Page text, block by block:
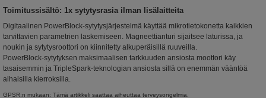
Toimitussisältö: 1x sytytysrasia ilman lisälaitteita
Digitaalinen PowerBlock-sytytysjärjestelmä käyttää mikrotietokonetta kaikkien
tarvittavien parametrien laskemiseen. Magneettianturi sijaitsee laturissa, ja
noukin ja sytytysroottori on kiinnitetty alkuperäisillä ruuveilla.
PowerBlock-sytytyksen maksimaalisen tarkkuuden ansiosta moottori käy
tasaisemmin ja TripleSpark-teknologian ansiosta sillä on enemmän vääntöä
alhaisilla kierroksilla.
GPSR:n mukaan: Tämä artikkeli saattaa aiheuttaa terveysongelmia.